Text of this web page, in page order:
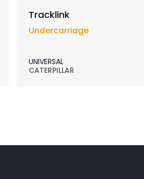
Tracklink
Undercarriage
UNIVERSAL
CATERPILLAR